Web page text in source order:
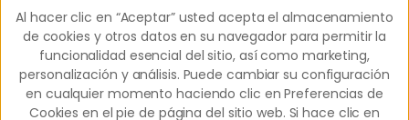
© 2026 Western Dental.Todos los derechos
reservados.
Al hacer clic en “Aceptar” usted acepta el almacenamiento
de cookies y otros datos en su navegador para permitir la
funcionalidad esencial del sitio, así como marketing,
personalización y análisis. Puede cambiar su configuración
en cualquier momento haciendo clic en Preferencias de
Cookies en el pie de página del sitio web. Si hace clic en
Al hacer clic en “Aceptar” usted acepta el almacenamiento
de cookies y otros datos en su navegador para permitir la
funcionalidad esencial del sitio, así como marketing,
personalización y análisis. Puede cambiar su configuración
en cualquier momento haciendo clic en Preferencias de
Cookies en el pie de página del sitio web. Si hace clic en